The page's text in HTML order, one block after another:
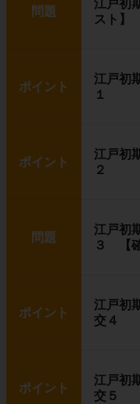
問題
江戸初
スト】
ポイント
江戸初
１
ポイント
江戸初
２
問題
江戸初
３ 【
ポイント
江戸初
交４
ポイント
江戸初
交５